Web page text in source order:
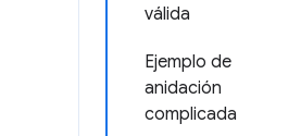
válida
Ejemplo de
anidación
complicada